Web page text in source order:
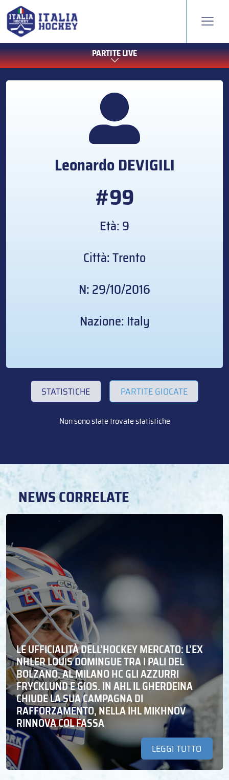
PARTITE LIVE
LeonardoDEVIGILI
#99
Età: 9
Città: Trento
N: 29/10/2016
Nazione: Italy
STATISTICHE PARTITE GIOCATE
Non sono state trovate statistiche
NEWS CORRELATE
LE UFFICIALITÀ DELL’HOCKEY MERCATO: L’EX
NHLER LOUIS DOMINGUE TRA I PALI DEL
BOLZANO. AL MILANO HC GLI AZZURRI
FRYCKLUND E GIOS. IN AHL IL GHERDEINA
CHIUDE LA SUA CAMPAGNA DI
RAFFORZAMENTO, NELLA IHL MIKHNOV
RINNOVA COL FASSA
LEGGI TUTTO